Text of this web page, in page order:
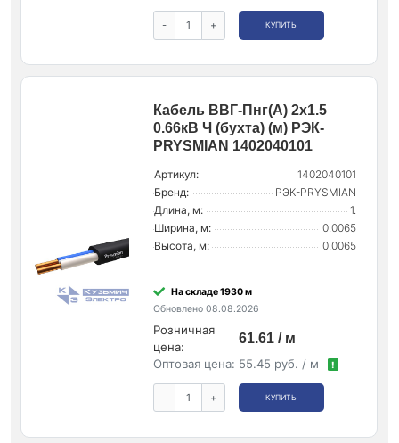
- + КУПИТЬ
Кабель ВВГ-Пнг(А) 2х1.5
0.66кВ Ч (бухта) (м) РЭК-
PRYSMIAN 1402040101
Артикул:
1402040101
Бренд:
РЭК-PRYSMIAN
Длина, м:
1.
Ширина, м:
0.0065
Высота, м:
0.0065
На складе 1930 м
Обновлено 08.08.2026
Розничная
цена:
61.61 / м
Оптовая цена: 55.45 руб. / м !
- + КУПИТЬ